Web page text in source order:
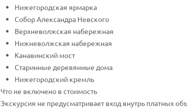
Нижегородская ярмарка
Собор Александра Невского
Верхневолжская набережная
Нижневолжская набережная
Канавинский мост
Старинные деревянные дома
Нижегородский кремль
Что не включено в стоимость
Экскурсия не предусматривает вход внутрь платных